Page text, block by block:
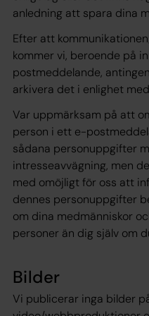
anledning att spara dina
Efter att
kommer vi, beroende på
postmeddelande,
arkivera det i enlighet
Var uppmärksam på att
person i ett e-
sådana personuppgifter
intresseavvägning, men
med omöjligt för oss att
dennes personuppgifter
om dina medmänniskor
personer än dig själv om
Bilder
Vi publicerar inga bilder